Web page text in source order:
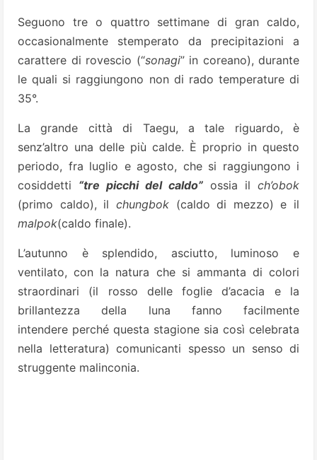
Seguono tre o quattro settimane di gran caldo,
occasionalmente stemperato da precipitazioni a
carattere di rovescio (“sonagi” in coreano), durante
le quali si raggiungono non di rado temperature di
35°.
La grande città di Taegu, a tale riguardo, è
senz’altro una delle più calde. È proprio in questo
periodo, fra luglio e agosto, che si raggiungono i
cosiddetti “tre picchi del caldo” ossia il ch’obok
(primo caldo), il chungbok(caldo di mezzo) e il
malpok(caldo finale).
L’autunno è splendido, asciutto, luminoso e
ventilato, con la natura che si ammanta di colori
straordinari (il rosso delle foglie d’acacia e la
brillantezza della luna fanno facilmente
intendere perché questa stagione sia così celebrata
nella letteratura) comunicanti spesso un senso di
struggente malinconia.